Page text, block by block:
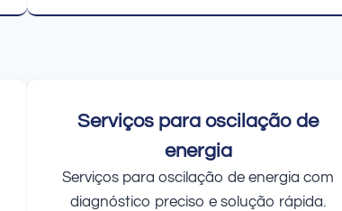
Serviços para oscilação de
energia
Serviços para oscilação de energia com
diagnóstico preciso e solução rápida.